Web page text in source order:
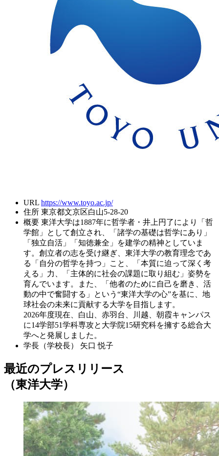
URL https://www.toyo.ac.jp/
住所 東京都文京区白山5-28-20
概要 東洋大学は1887年に哲学者・井上円了により「哲
学館」として創立され、「諸学の基礎は哲学にあり」
「独立自活」「知徳兼全」を建学の精神としていま
す。創立者の志を受け継ぎ、東洋大学の教育理念であ
る「自分の哲学を持つ」こと、「本質に迫って深く考
える」力、「主体的に社会の課題に取り組む」姿勢を
育んでいます。また、「他者のために自己を磨き、活
動の中で奮闘する」という“東洋大学の心”を基に、地
球社会の未来に貢献する大学を目指します。
2026年度現在、白山、赤羽台、川越、朝霞キャンパス
に14学部51学科専攻と大学院15研究科を擁する総合大
学へと発展しました。
学長（学校長）
矢口 悦子
最近のプレスリリース
（東洋大学）